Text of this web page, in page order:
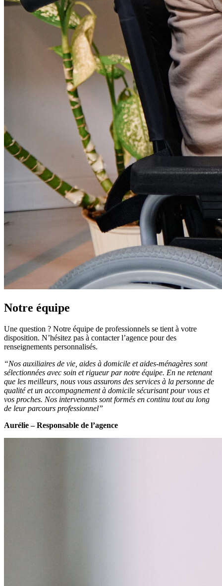
Notre équipe
Une question ? Notre équipe de professionnels se tient à votre
disposition. N’hésitez pas à contacter l’agence pour des
renseignements personnalisés.
“Nos auxiliaires de vie, aides à domicile et aides-ménagères sont
sélectionnées avec soin et rigueur par notre équipe. En ne retenant
que les meilleurs, nous vous assurons des services à la personne de
qualité et un accompagnement à domicile sécurisant pour vous et
vos proches. Nos intervenants sont formés en continu tout au long
de leur parcours professionnel”
Aurélie – Responsable de l’agence